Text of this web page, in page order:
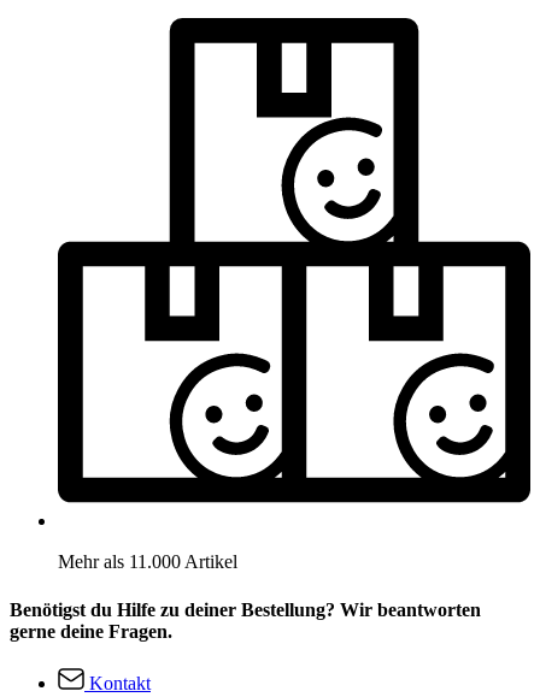
Mehr als 11.000 Artikel
Benötigst du Hilfe zu deiner Bestellung? Wir beantworten
gerne deine Fragen.
Kontakt